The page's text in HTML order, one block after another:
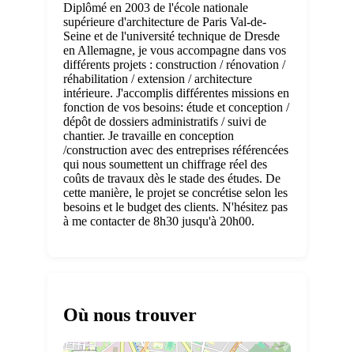
Diplômé en 2003 de l'école nationale
supérieure d'architecture de Paris Val-de-
Seine et de l'université technique de Dresde
en Allemagne, je vous accompagne dans vos
différents projets : construction / rénovation /
réhabilitation / extension / architecture
intérieure. J'accomplis différentes missions en
fonction de vos besoins: étude et conception /
dépôt de dossiers administratifs / suivi de
chantier. Je travaille en conception
/construction avec des entreprises référencées
qui nous soumettent un chiffrage réel des
coûts de travaux dès le stade des études. De
cette manière, le projet se concrétise selon les
besoins et le budget des clients. N'hésitez pas
à me contacter de 8h30 jusqu'à 20h00.
Où nous trouver